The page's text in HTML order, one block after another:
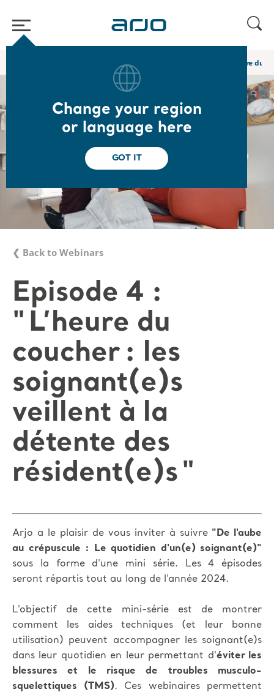
Change your region
or language here
GOT IT
Academy webinars & e-learnings Episode 4 : " L’heure
❮ Back to Webinars
Episode 4 :
" L’heure du
coucher : les
soignant(e)s
veillent à la
détente des
résident(e)s "
Arjo a le plaisir de vous inviter à suivre "De l'aube
au crépuscule : Le quotidien d'un(e) soignant(e)"
sous la forme d'une mini série. Les 4 épisodes
seront répartis tout au long de l'année 2024.
L'objectif de cette mini-série est de montrer
comment les aides techniques (et leur bonne
utilisation) peuvent accompagner les soignant(e)s
dans leur quotidien en leur permettant d'éviter les
blessures et le risque de troubles musculo-
squelettiques (TMS). Ces webinaires permettent